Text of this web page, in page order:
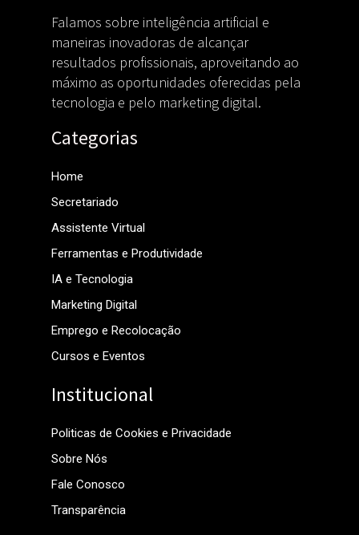
Falamos sobre inteligência artificial e
maneiras inovadoras de alcançar
resultados profissionais, aproveitando ao
máximo as oportunidades oferecidas pela
tecnologia e pelo marketing digital.
Categorias
Home
Secretariado
Assistente Virtual
Ferramentas e Produtividade
IA e Tecnologia
Marketing Digital
Emprego e Recolocação
Cursos e Eventos
Institucional
Politicas de Cookies e Privacidade
Sobre Nós
Fale Conosco
Transparência